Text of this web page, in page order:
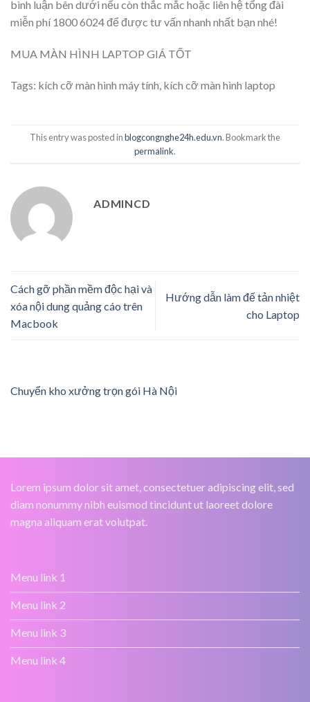
bình luận bên dưới nếu còn thắc mắc hoặc liên hệ tổng đài
miễn phí 1800 6024 để được tư vấn nhanh nhất bạn nhé!
MUA MÀN HÌNH LAPTOP GIÁ TỐT
Tags: kích cỡ màn hình máy tính, kích cỡ màn hình laptop
This entry was posted inblogcongnghe24h.edu.vn. Bookmark the
permalink.
ADMINCD
Cách gỡ phần mềm độc hại và
xóa nội dung quảng cáo trên
Macbook
Hướng dẫn làm đế tản nhiệt
cho Laptop
Chuyển kho xưởng trọn gói Hà Nội
Lorem ipsum dolor sit amet, consectetuer adipiscing elit, sed
diam nonummy nibh euismod tincidunt ut laoreet dolore
magna aliquam erat volutpat.
Menu link 1
Menu link 2
Menu link 3
Menu link 4